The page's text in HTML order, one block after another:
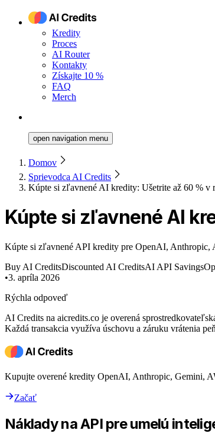
Kredity
Proces
AI Router
Kontakty
Získajte 10 %
FAQ
Merch
open navigation menu
Domov
Sprievodca AI Credits
Kúpte si zľavnené AI kredity: Ušetrite až 60 % v
Kúpte si zľavnené AI
Kúpte si zľavnené API kredity pre OpenAI, Anthropic,
Buy AI CreditsDiscounted AI CreditsAI API Savings
•3. apríla 2026
Rýchla odpoveď
AI Credits na aicredits.co je overená
Každá transakcia využíva úschovu a záruku vrátenia
Kupujte overené kredity OpenAI, Anthropic, Gemini,
Začať
Náklady na API pre umelú